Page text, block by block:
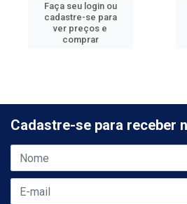
Faça seu login ou
cadastre-se para
ver preços e
comprar
Cadastre-se para receber